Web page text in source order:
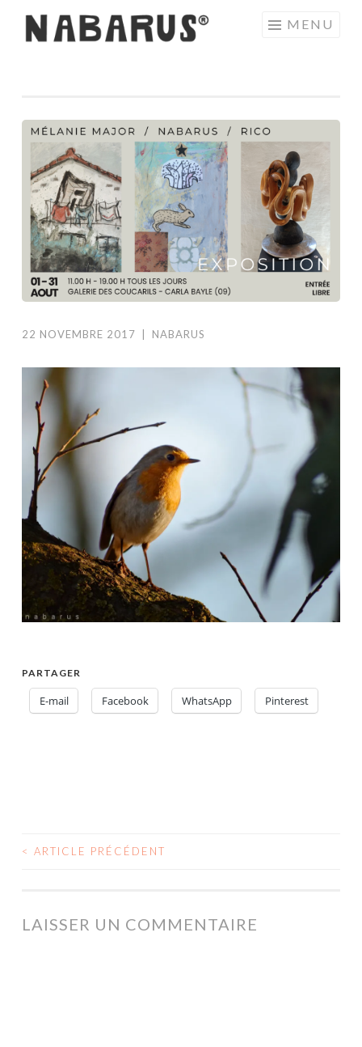
Aller
au
MENU
22 NOVEMBRE 2017 NABARUS
PARTAGER
E-mail Facebook WhatsApp Pinterest
NAVIGATION
ARTICLES
< ARTICLE PRÉCÉDENT
LAISSER UN COMMENTAIRE